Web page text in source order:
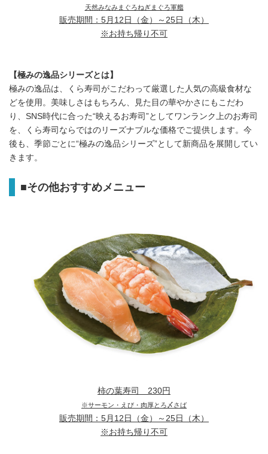
天然みなみまぐろねぎまぐろ軍艦
販売期間： 5月12日（金）～25日（木）
※お持ち帰り不可
【極みの逸品シリーズとは】
極みの逸品は、くら寿司がこだわって厳選した人気の高級食材な
どを使用。美味しさはもちろん、見た目の華やかさにもこだわ
り、SNS時代に合った“映えるお寿司”としてワンランク上のお寿司
を、くら寿司ならではのリーズナブルな価格でご提供します。今
後も、季節ごとに“極みの逸品シリーズ”として新商品を展開してい
きます。
■その他おすすめメニュー
柿の葉寿司 230円
※サーモン・えび・肉厚とろ〆さば
販売期間：5月12日（金）～25日（木）
※お持ち帰り不可